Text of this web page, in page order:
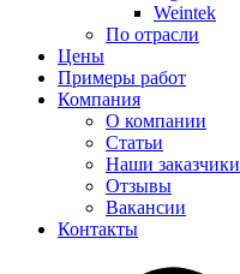
Weintek
По отрасли
Цены
Примеры работ
Компания
О компании
Статьи
Наши заказчики
Отзывы
Вакансии
Контакты